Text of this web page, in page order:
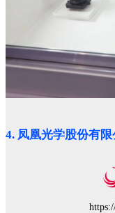
4. 凤凰光学股份有限